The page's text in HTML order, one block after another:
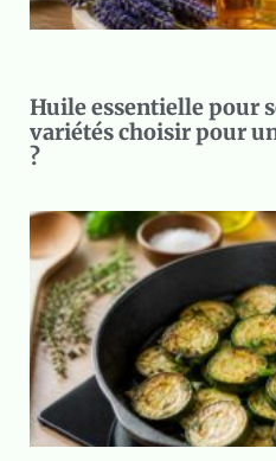
Huile essentielle pour
variétés choisir pour
?